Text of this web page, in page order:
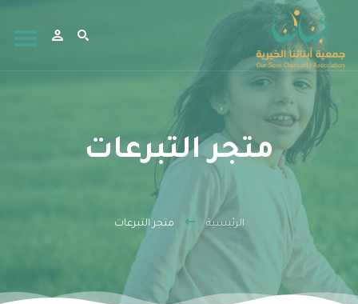
متجر التبرعات
الرئيسية متجر التبرعات